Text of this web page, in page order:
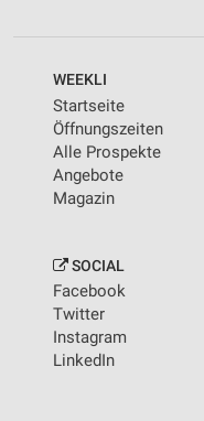
WEEKLI
Startseite
Öffnungszeiten
Alle Prospekte
Angebote
Magazin
SOCIAL
Facebook
Twitter
Instagram
LinkedIn